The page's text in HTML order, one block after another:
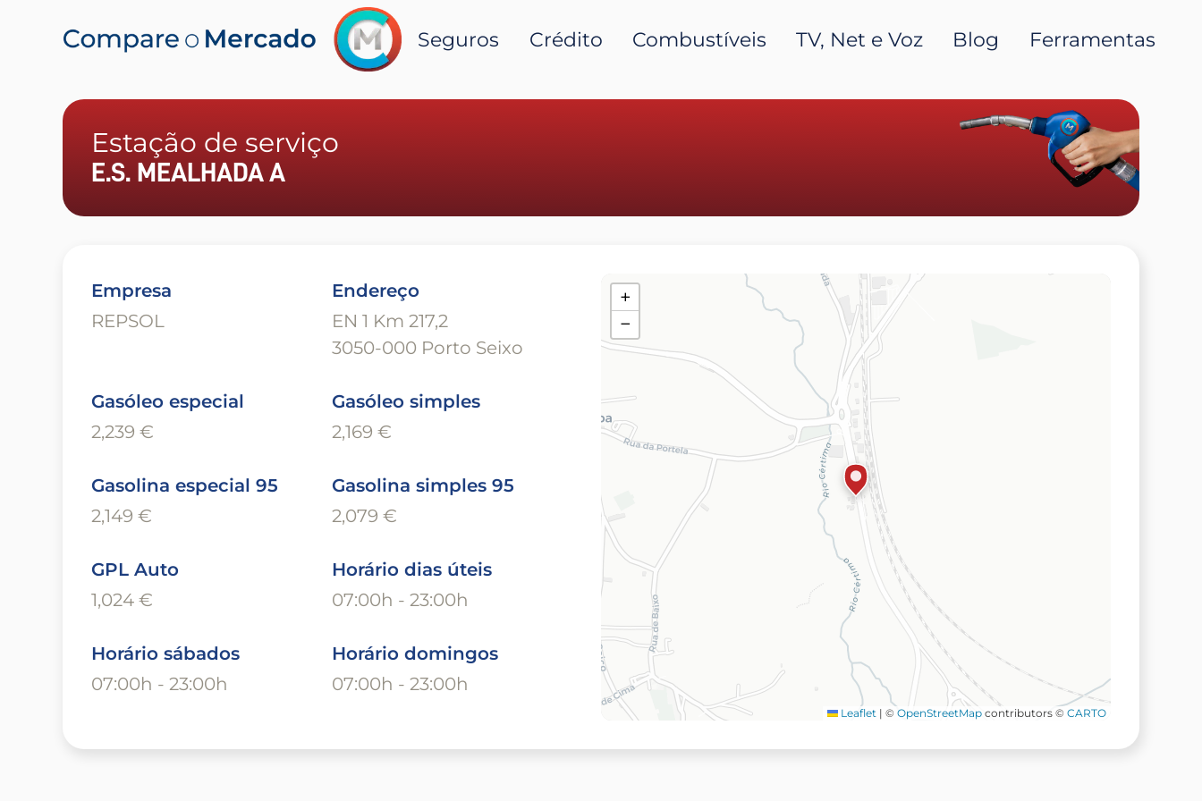
Seguros Crédito Combustíveis TV, Net e Voz Blog Ferramentas
Estação de serviço
E.S. MEALHADA A
Empresa
REPSOL
Endereço
EN 1 Km 217,2
3050-000 Porto Seixo
Gasóleo especial
2,239 €
Gasóleo simples
2,169 €
Gasolina especial 95
2,149 €
Gasolina simples 95
2,079 €
GPL Auto
1,024 €
Horário dias úteis
07:00h - 23:00h
Horário sábados
07:00h - 23:00h
Horário domingos
07:00h - 23:00h
+
−
Leaflet | © OpenStreetMap contributors © CARTO